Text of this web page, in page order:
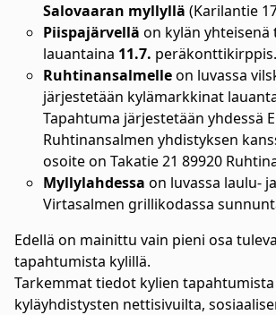
Salovaaran myllyllä (Karilantie
Piispajärvellä on kylän
lauantaina 11.7. peräkonttikirppis.
Ruhtinansalmelleon luvassa
järjestetään kylämarkkinat
Tapahtuma järjestetään yhdessä
Ruhtinansalmen yhdistyksen
osoite on Takatie 21 89920
Myllylahdessa on luvassa laulu-
Virtasalmen grillikodassa
Edellä on mainittu vain pieni osa
tapahtumista kylillä.
Tarkemmat tiedot kylien
kyläyhdistysten nettisivuilta,